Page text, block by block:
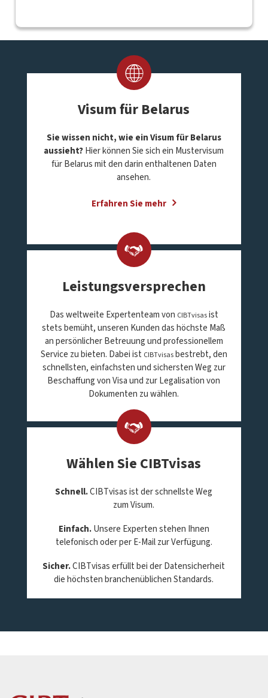
Visum für Belarus
Sie wissen nicht, wie ein Visum für Belarus
aussieht?Hier können Sie sich ein Mustervisum
für Belarus mit den darin enthaltenen Daten
ansehen.
Erfahren Sie mehr
Leistungsversprechen
Das weltweite Expertenteam von CIBTvisasist
stets bemüht, unseren Kunden das höchste Maß
an persönlicher Betreuung und professionellem
Service zu bieten. Dabei ist CIBTvisasbestrebt, den
schnellsten, einfachsten und sichersten Weg zur
Beschaffung von Visa und zur Legalisation von
Dokumenten zu wählen.
Wählen Sie CIBTvisas
Schnell.CIBTvisas ist der schnellste Weg
zum Visum.
Einfach.Unsere Experten stehen Ihnen
telefonisch oder per E-Mail zur Verfügung.
Sicher.CIBTvisas erfüllt bei der Datensicherheit
die höchsten branchenüblichen Standards.